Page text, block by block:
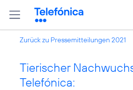
Zurück zu Pressemitteilungen 2021
Tierischer
Telefónica: